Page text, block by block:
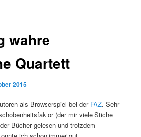
wahre
Quartett
2015
als Browserspiel bei der FAZ. Sehr
(der mir viele Stiche
Bücher gelesen und trotzdem